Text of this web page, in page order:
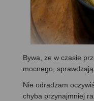
Bywa, że w czasie
mocnego,
Nie odradzam
chyba przynajmniej